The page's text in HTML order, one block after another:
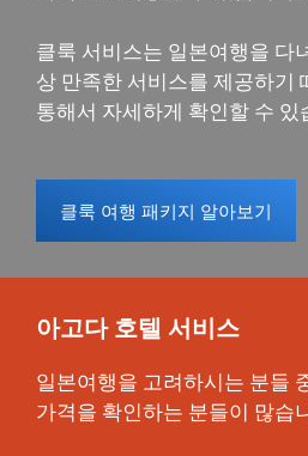
클룩 서비스는 일본여행을 다
상 만족한 서비스를 제공하기
통해서 자세하게 확인할 수 있
클룩 여행 패키지 알아보기
아고다 호텔 서비스
일본여행을 고려하시는 분들
가격을 확인하는 분들이 많습